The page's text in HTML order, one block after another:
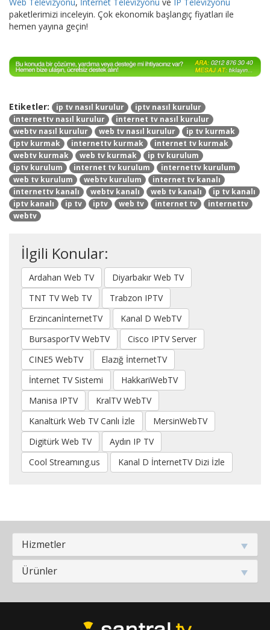
paketlerimizi inceleyin. Çok ekonomik başlangıç fiyatları ile
hemen yayına geçin!
Etiketler: ip tv nasıl kurulur
iptv nasıl kurulur
internettv nasıl kurulur
internet tv nasıl kurulur
webtv nasıl kurulur
web tv nasıl kurulur
ip tv kurmak
iptv kurmak
internettv kurmak
internet tv kurmak
webtv kurmak
web tv kurmak
ip tv kurulum
iptv kurulum
internet tv kurulum
internettv kurulum
web tv kurulum
webtv kurulum
internet tv kanalı
internettv kanalı
webtv kanalı web tv kanalı
ip tv kanalı
iptv kanalı
ip tv iptv web tv internet tv
internettv
webtv
İlgili Konular:
Ardahan Web TV
Diyarbakır Web TV
TNT TV Web TV
Trabzon IPTV
ErzincanİnternetTV
Kanal D WebTV
BursasporTV WebTV
Cisco IPTV Server
CINE5 WebTV
Elazığ İnternetTV
İnternet TV Sistemi
HakkariWebTV
Manisa IPTV
KralTV WebTV
Kanaltürk Web TV Canlı İzle
MersinWebTV
Digitürk Web TV
Aydın IP TV
Cool Streamıng.us
Kanal D İnternetTV Dizi İzle
Hizmetler
Ürünler